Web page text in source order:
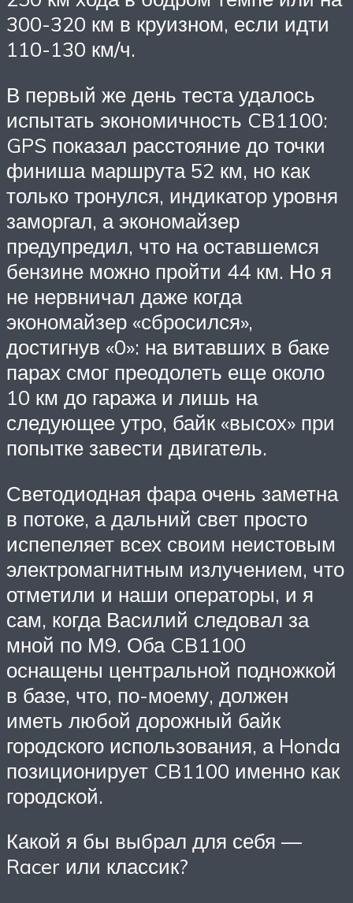
300-320 км в круизном, если идти
110-130 км/ч.
В первый же день теста удалось
испытать экономичность CB1100:
GPS показал расстояние до точки
финиша маршрута 52 км, но как
только тронулся, индикатор уровня
заморгал, а экономайзер
предупредил, что на оставшемся
бензине можно пройти 44 км. Но я
не нервничал даже когда
экономайзер «сбросился»,
достигнув «0»: на витавших в баке
парах смог преодолеть еще около
10 км до гаража и лишь на
следующее утро, байк «высох» при
попытке завести двигатель.
Светодиодная фара очень заметна
в потоке, а дальний свет просто
испепеляет всех своим неистовым
электромагнитным излучением, что
отметили и наши операторы, и я
сам, когда Василий следовал за
мной по М9. Оба CB1100
оснащены центральной подножкой
в базе, что, по-моему, должен
иметь любой дорожный байк
городского использования, а Honda
позиционирует CB1100 именно как
городской.
Какой я бы выбрал для себя —
Racer или классик?